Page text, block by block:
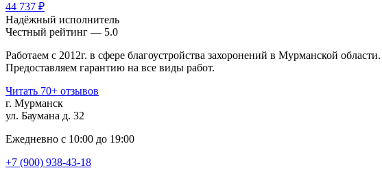
44 737 ₽
Надёжный исполнитель
Чеcтный рейтинг — 5.0
Работаем с 2012г. в сфере благоустройства захоронений в Мурманской области.
Предоставляем гарантию на все виды работ.
Читать 70+ отзывов
г. Мурманск
ул. Баумана д. 32
Ежедневно с 10:00 до 19:00
+7 (900) 938-43-18